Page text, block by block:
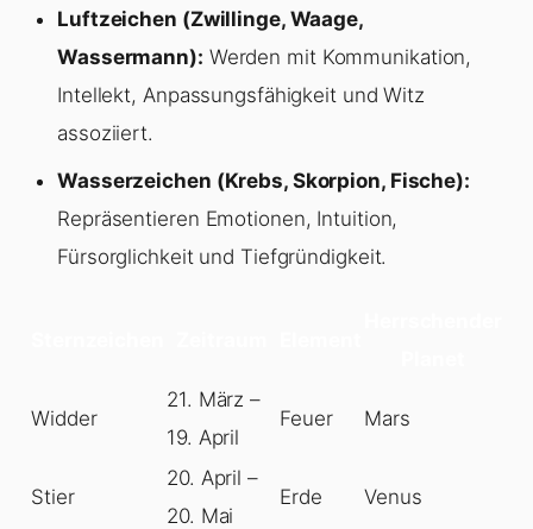
Luftzeichen (Zwillinge, Waage,
Wassermann): Werden mit Kommunikation,
Intellekt, Anpassungsfähigkeit und Witz
assoziiert.
Wasserzeichen (Krebs, Skorpion, Fische):
Repräsentieren Emotionen, Intuition,
Fürsorglichkeit und Tiefgründigkeit.
Widder
21. März –
19. April
Feuer Mars
Stier
20. April –
20. Mai
Erde Venus